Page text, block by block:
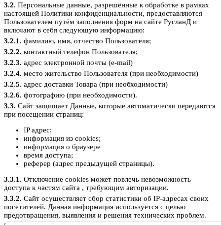
3.2. Персональные данные, разрешённые к обработке в рамках
настоящей Политики конфиденциальности, предоставляются
Пользователем путём заполнения форм на сайте РусланД и
включают в себя следующую информацию:
3.2.1. фамилию, имя, отчество Пользователя;
3.2.2. контактный телефон Пользователя;
3.2.3. адрес электронной почты (e-mail)
3.2.4. место жительство Пользователя (при необходимости)
3.2.5. адрес доставки Товара (при необходимости)
3.2.6. фотографию (при необходимости).
3.3. Сайт защищает Данные, которые автоматически передаются
при посещении страниц:
IP адрес;
информация из cookies;
информация о браузере
время доступа;
реферер (адрес предыдущей страницы).
3.3.1. Отключение cookies может повлечь невозможность
доступа к частям сайта , требующим авторизации.
3.3.2. Сайт осуществляет сбор статистики об IP-адресах своих
посетителей. Данная информация используется с целью
предотвращения, выявления и решения технических проблем.